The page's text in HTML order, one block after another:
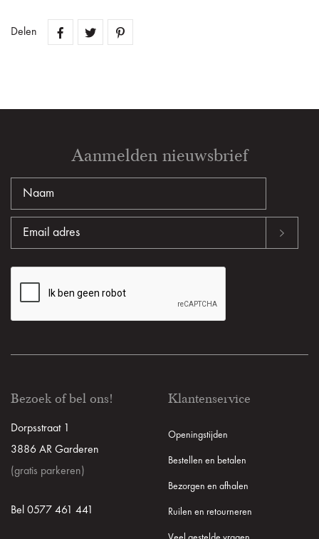
Delen
Aanmelden nieuwsbrief
Bezoek of bel ons!
Dorpsstraat 1
3886 AR Garderen
(gratis parkeren)
Bel 0577 461 441
Klantenservice
Openingstijden
Bestellen en betalen
Bezorgen en afhalen
Ruilen en retourneren